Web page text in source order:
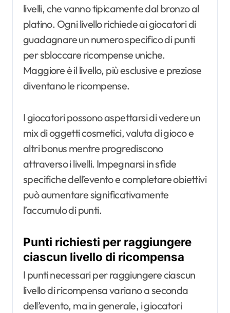
livelli, che vanno tipicamente dal bronzo al
platino. Ogni livello richiede ai giocatori di
guadagnare un numero specifico di punti
per sbloccare ricompense uniche.
Maggiore è il livello, più esclusive e preziose
diventano le ricompense.
I giocatori possono aspettarsi di vedere un
mix di oggetti cosmetici, valuta di gioco e
altri bonus mentre progrediscono
attraverso i livelli. Impegnarsi in sfide
specifiche dell’evento e completare obiettivi
può aumentare significativamente
l’accumulo di punti.
Punti richiesti per raggiungere
ciascun livello di ricompensa
I punti necessari per raggiungere ciascun
livello di ricompensa variano a seconda
dell’evento, ma in generale, i giocatori